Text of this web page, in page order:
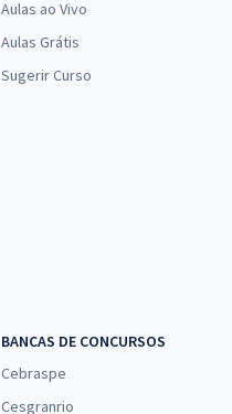
Aulas ao Vivo
Aulas Grátis
Sugerir Curso
BANCAS DE CONCURSOS
Cebraspe
Cesgranrio